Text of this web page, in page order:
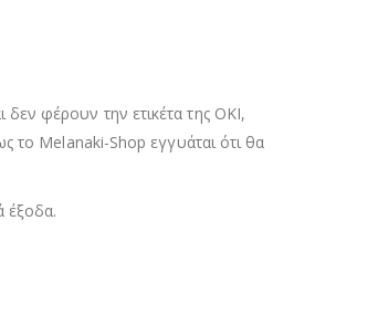
φέρουν την ετικέτα της OKI,
το Melanaki-Shop εγγυάται ότι θα
έξοδα.